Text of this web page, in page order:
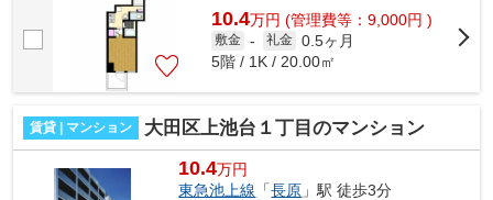
10.4万円 (管理費等：9,000円 )
敷金 - 礼金 0.5ヶ月
5階 / 1K / 20.00㎡
賃貸 | マンション 大田区上池台１丁目のマンション
10.4万円
東急池上線 「長原 」駅 徒歩3分